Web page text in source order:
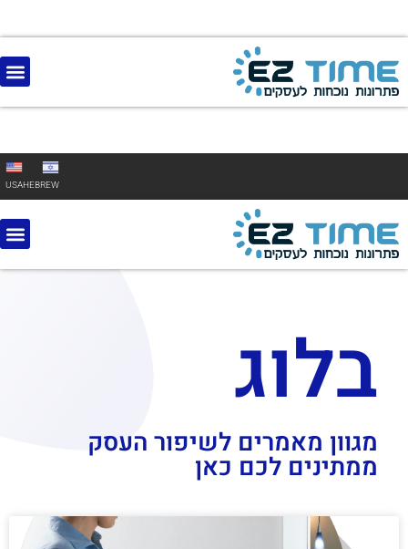
USAHEBREW
בלוג
מגוון מאמרים לשיפור העסק
ממתינים לכם כאן